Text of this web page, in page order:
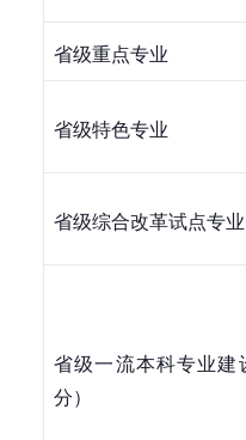
省级重点专业
省级特色专业
省级综合改革试点专业
省级一流本科专业建
分）